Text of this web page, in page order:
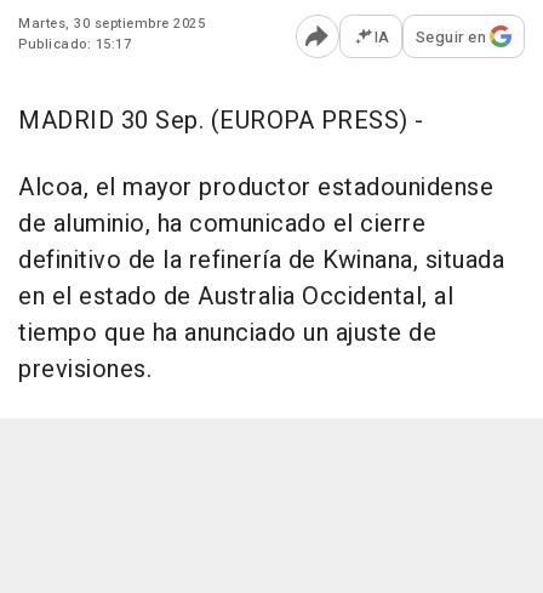
Martes, 30 septiembre 2025
Publicado: 15:17
Abrir opciones para
IA Seguir en
MADRID 30 Sep. (EUROPA PRESS) -
Alcoa, el mayor productor estadounidense
de aluminio, ha comunicado el cierre
definitivo de la refinería de Kwinana, situada
en el estado de Australia Occidental, al
tiempo que ha anunciado un ajuste de
previsiones.